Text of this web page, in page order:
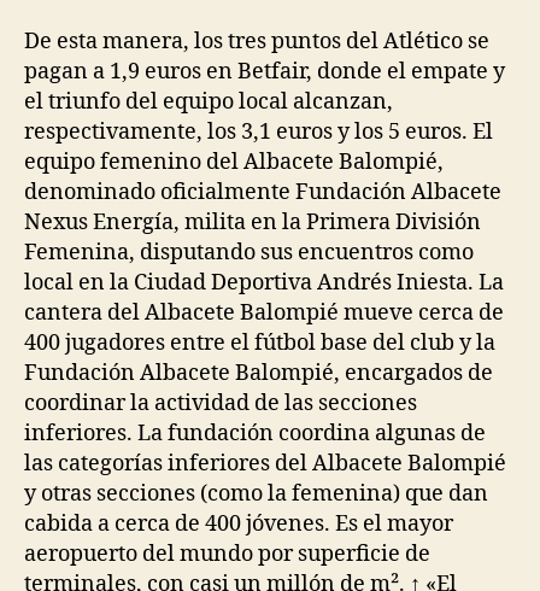
De esta manera, los tres puntos del Atlético se
pagan a 1,9 euros en Betfair, donde el empate y
el triunfo del equipo local alcanzan,
respectivamente, los 3,1 euros y los 5 euros. El
equipo femenino del Albacete Balompié,
denominado oficialmente Fundación Albacete
Nexus Energía, milita en la Primera División
Femenina, disputando sus encuentros como
local en la Ciudad Deportiva Andrés Iniesta. La
cantera del Albacete Balompié mueve cerca de
400 jugadores entre el fútbol base del club y la
Fundación Albacete Balompié, encargados de
coordinar la actividad de las secciones
inferiores. La fundación coordina algunas de
las categorías inferiores del Albacete Balompié
y otras secciones (como la femenina) que dan
cabida a cerca de 400 jóvenes. Es el mayor
aeropuerto del mundo por superficie de
terminales, con casi un millón de m². ↑ «El